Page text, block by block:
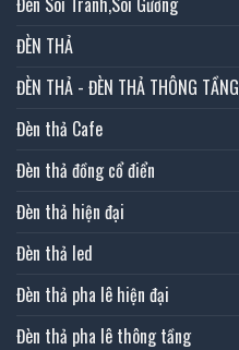
ĐÈN THẢ
ĐÈN THẢ - ĐÈN THẢ THÔNG TẦNG
Đèn thả Cafe
Đèn thả đồng cổ điển
Đèn thả hiện đại
Đèn thả led
Đèn thả pha lê hiện đại
Đèn thả pha lê thông tầng